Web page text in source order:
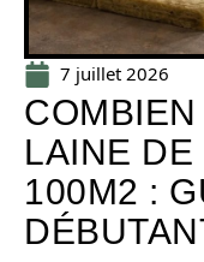
7 juillet 2026
LAINE DE
100M2 :